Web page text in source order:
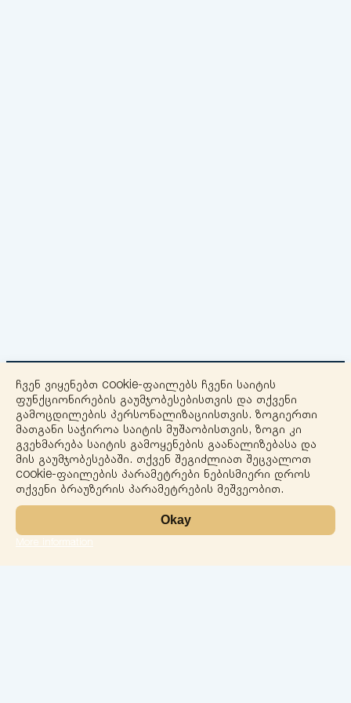
+
−
ჩვენ ვიყენებთ cookie-ფაილებს ჩვენი საიტის
ფუნქციონირების გაუმჯობესებისთვის და თქვენი
გამოცდილების პერსონალიზაციისთვის. ზოგიერთი
მათგანი საჭიროა საიტის მუშაობისთვის, ზოგი კი
გვეხმარება საიტის გამოყენების გაანალიზებასა და
მის გაუმჯობესებაში. თქვენ შეგიძლიათ შეცვალოთ
cookie-ფაილების პარამეტრები ნებისმიერი დროს
თქვენი ბრაუზერის პარამეტრების მეშვეობით.
Okay
More information